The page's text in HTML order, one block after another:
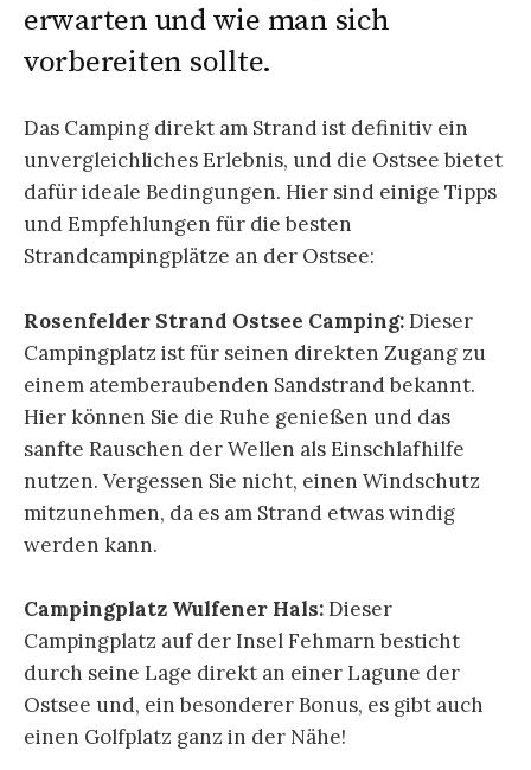
erwarten und wie man sich
vorbereiten sollte.
Das Camping direkt am Strand ist definitiv ein
unvergleichliches Erlebnis, und die Ostsee bietet
dafür ideale Bedingungen. Hier sind einige Tipps
und Empfehlungen für die besten
Strandcampingplätze an der Ostsee:
Rosenfelder Strand Ostsee Camping:Dieser
Campingplatz ist für seinen direkten Zugang zu
einem atemberaubenden Sandstrand bekannt.
Hier können Sie die Ruhe genießen und das
sanfte Rauschen der Wellen als Einschlafhilfe
nutzen. Vergessen Sie nicht, einen Windschutz
mitzunehmen, da es am Strand etwas windig
werden kann.
Campingplatz Wulfener Hals:Dieser
Campingplatz auf der Insel Fehmarn besticht
durch seine Lage direkt an einer Lagune der
Ostsee und, ein besonderer Bonus, es gibt auch
einen Golfplatz ganz in der Nähe!